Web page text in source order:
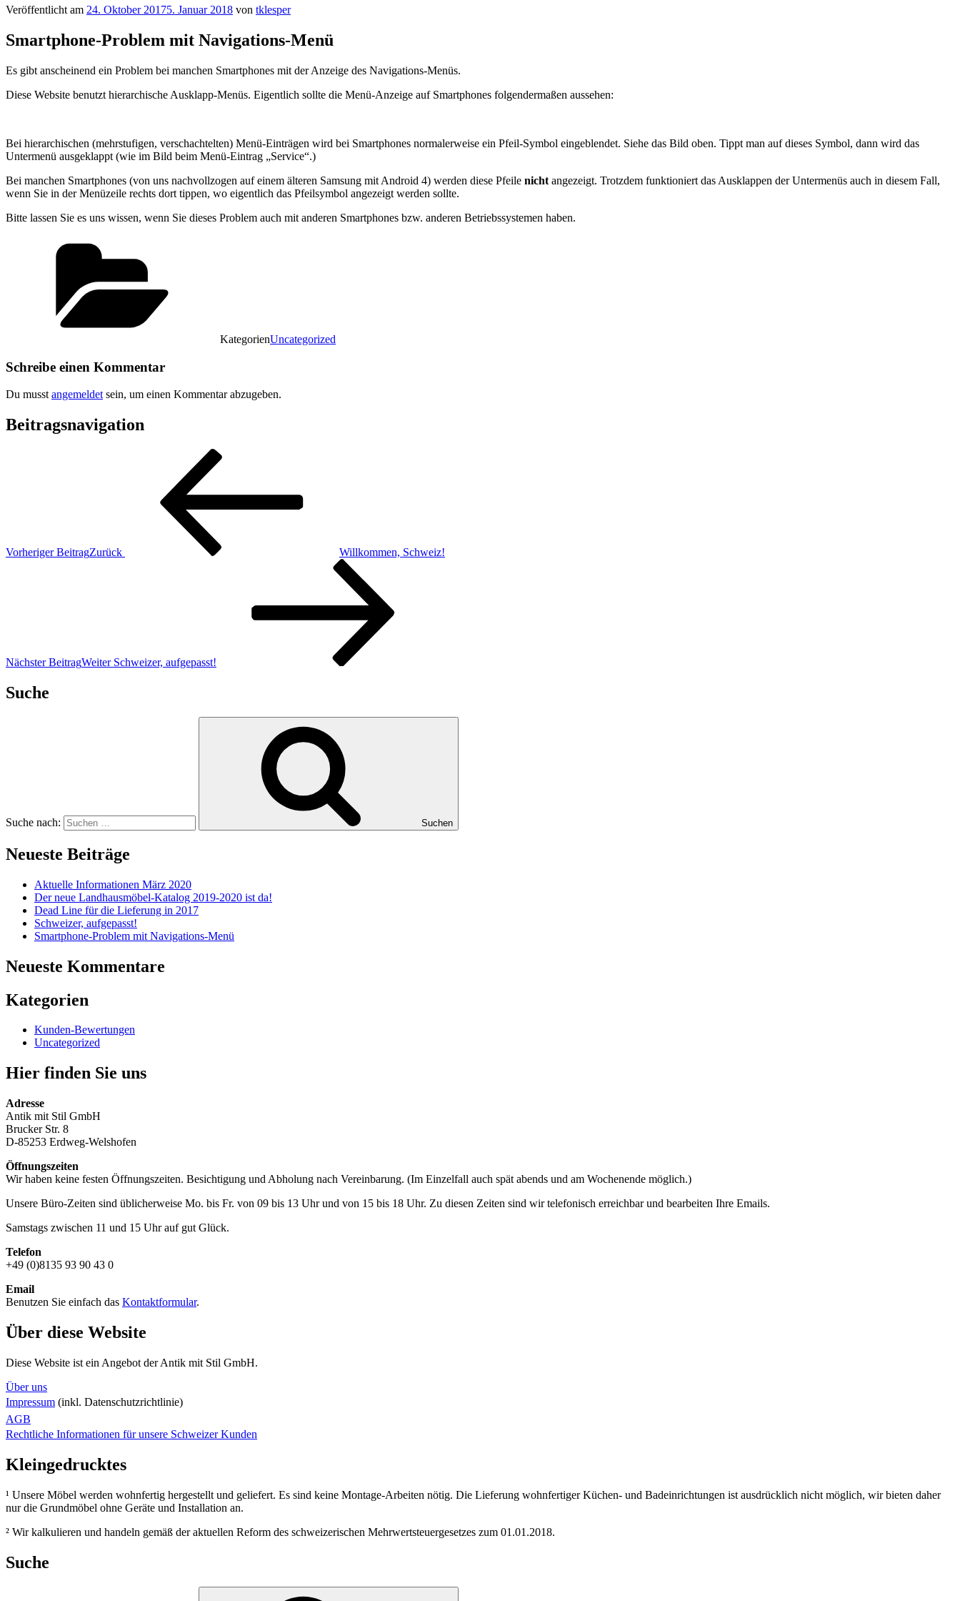
Veröffentlicht am 24. Oktober 20175. Januar 2018 von tklesper
Smartphone-Problem mit Navigations-Menü
Es gibt anscheinend ein Problem bei manchen Smartphones mit der Anzeige des Navigations-Menüs.
Diese Website benutzt hierarchische Ausklapp-Menüs. Eigentlich sollte die Menü-Anzeige auf Smartphones folgendermaßen aussehen:
Bei hierarchischen (mehrstufigen, verschachtelten) Menü-Einträgen wird bei Smartphones normalerweise ein Pfeil-Symbol eingeblendet. Siehe das Bild oben. Tippt man auf dieses Symbol, dann wird das
Untermenü ausgeklappt (wie im Bild beim Menü-Eintrag „Service“.)
Bei manchen Smartphones (von uns nachvollzogen auf einem älteren Samsung mit Android 4) werden diese Pfeile nicht angezeigt. Trotzdem funktioniert das Ausklappen der Untermenüs auch in diesem Fall,
wenn Sie in der Menüzeile rechts dort tippen, wo eigentlich das Pfeilsymbol angezeigt werden sollte.
Bitte lassen Sie es uns wissen, wenn Sie dieses Problem auch mit anderen Smartphones bzw. anderen Betriebssystemen haben.
KategorienUncategorized
Schreibe einen Kommentar
Du musst angemeldet sein, um einen Kommentar abzugeben.
Beitragsnavigation
Vorheriger BeitragZurück Willkommen, Schweiz!
Nächster BeitragWeiter Schweizer, aufgepasst!
Suche
Suche nach: Suchen
Neueste Beiträge
Aktuelle Informationen März 2020
Der neue Landhausmöbel-Katalog 2019-2020 ist da!
Dead Line für die Lieferung in 2017
Schweizer, aufgepasst!
Smartphone-Problem mit Navigations-Menü
Neueste Kommentare
Kategorien
Kunden-Bewertungen
Uncategorized
Hier finden Sie uns
Adresse
Antik mit Stil GmbH
Brucker Str. 8
D-85253 Erdweg-Welshofen
Öffnungszeiten
Wir haben keine festen Öffnungszeiten. Besichtigung und Abholung nach Vereinbarung. (Im Einzelfall auch spät abends und am Wochenende möglich.)
Unsere Büro-Zeiten sind üblicherweise Mo. bis Fr. von 09 bis 13 Uhr und von 15 bis 18 Uhr. Zu diesen Zeiten sind wir telefonisch erreichbar und bearbeiten Ihre Emails.
Samstags zwischen 11 und 15 Uhr auf gut Glück.
Telefon
+49 (0)8135 93 90 43 0
Email
Benutzen Sie einfach das Kontaktformular.
Über diese Website
Diese Website ist ein Angebot der Antik mit Stil GmbH.
Über uns
Impressum (inkl. Datenschutzrichtlinie)
AGB
Rechtliche Informationen für unsere Schweizer Kunden
Kleingedrucktes
¹ Unsere Möbel werden wohnfertig hergestellt und geliefert. Es sind keine Montage-Arbeiten nötig. Die Lieferung wohnfertiger Küchen- und Badeinrichtungen ist ausdrücklich nicht möglich, wir bieten daher
nur die Grundmöbel ohne Geräte und Installation an.
² Wir kalkulieren und handeln gemäß der aktuellen Reform des schweizerischen Mehrwertsteuergesetzes zum 01.01.2018.
Suche